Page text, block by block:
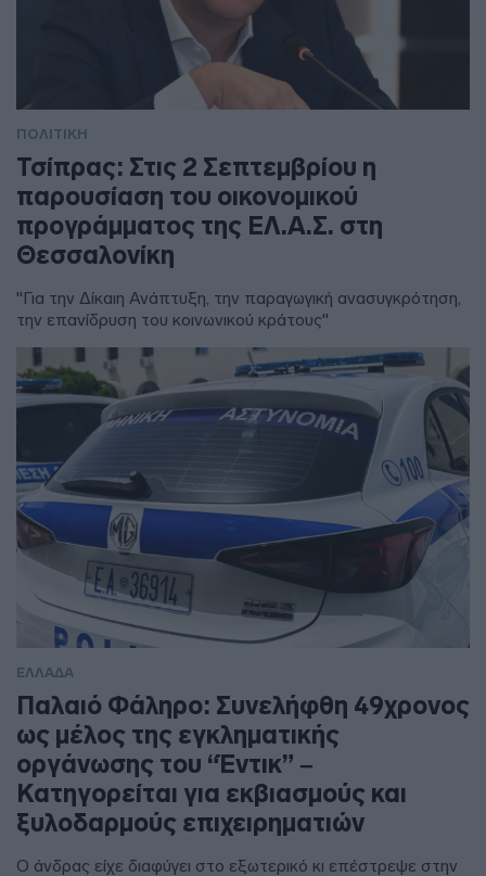
ΠΟΛΙΤΙΚΗ
Τσίπρας: Στις 2 Σεπτεμβρίου η
παρουσίαση του οικονομικού
προγράμματος της ΕΛ.Α.Σ. στη
Θεσσαλονίκη
"Για την Δίκαιη Ανάπτυξη, την παραγωγική ανασυγκρότηση,
την επανίδρυση του κοινωνικού κράτους"
ΕΛΛΑΔΑ
Παλαιό Φάληρο: Συνελήφθη 49χρονος
ως μέλος της εγκληματικής
οργάνωσης του “Έντικ” –
Κατηγορείται για εκβιασμούς και
ξυλοδαρμούς επιχειρηματιών
Ο άνδρας είχε διαφύγει στο εξωτερικό κι επέστρεψε στην